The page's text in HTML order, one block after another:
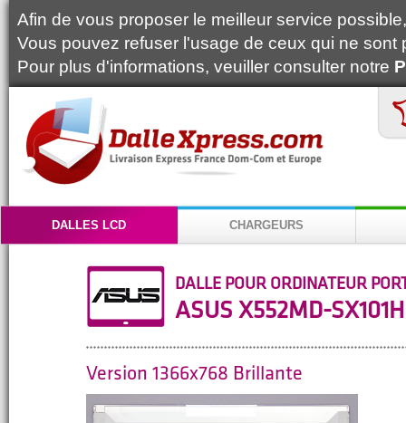
Afin de vous proposer le meilleur service
Vous pouvez refuser l'usage de ceux qui ne
Pour plus d'informations, veuiller consulter notre
DALLES LCD CHARGEURS
DALLE POUR ORDINATEUR
ASUS X552MD-SX101H
Version 1366x768 Brillante